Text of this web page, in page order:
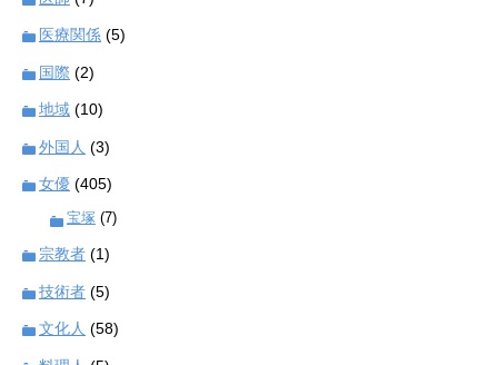
医療関係 (5)
国際 (2)
地域 (10)
外国人 (3)
女優 (405)
宝塚 (7)
宗教者 (1)
技術者 (5)
文化人 (58)